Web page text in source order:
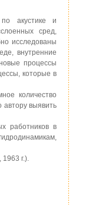
акустике и
сред,
исследованы
внутренние
процессы
которые в
количество
автору выявить
работников в
г.).